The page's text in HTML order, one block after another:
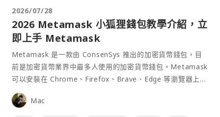
2026/07/28
2026 Metamask 小狐狸錢包教學介紹，立
即上手 Metamask
Metamask 是一款由 ConsenSys 推出的加密貨幣錢包，目
前是加密貨幣業界中最多人使用的加密貨幣錢包。Metamask
可以安裝在 Chrome、Firefox、Brave、Edge 等瀏覽器上作
為插件使用，具備許多功能且使用上非常方便。
Mac